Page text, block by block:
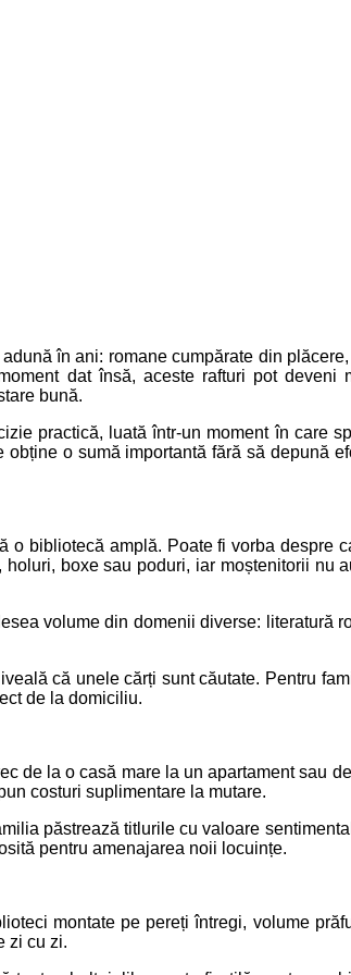
în ani: romane cumpărate din
dat însă, aceste rafturi pot deveni
bună.
practică, luată într-un moment în care
o sumă importantă fără să depună
bibliotecă amplă. Poate fi vorba despre
boxe sau poduri, iar moștenitorii nu
volume din domenii diverse: literatură
că unele cărți sunt căutate. Pentru
de la domiciliu.
de la o casă mare la un apartament sau
costuri suplimentare la mutare.
păstrează titlurile cu valoare
pentru amenajarea noii locuințe.
montate pe pereți întregi, volume
zi cu zi.